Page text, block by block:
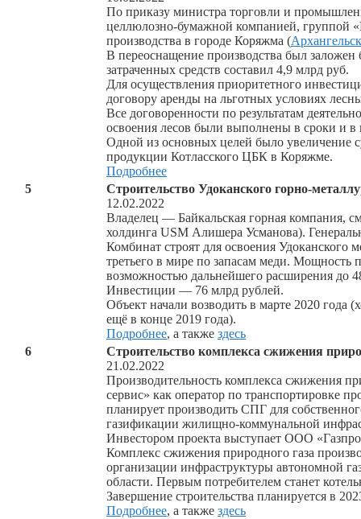
По приказу министра торговли и
целлюлозно-бумажной компанией, группой
производства в городе Коряжма (
В переоснащение производства был
затраченных средств составил 4,9 млрд руб.
Для осуществления приоритетного
договору аренды на льготных условиях
Все договоренности по результатам
освоения лесов были выполнены в сроки и в
Одной из основных целей было увеличение
продукции Котласского ЦБК в Коряжме.
Подробнее
5
Строительство Удоканского горно-
12.02.2022
Владелец — Байкальская горная компания,
холдинга USM Алишера Усманова).
Комбинат строят для освоения
третьего в мире по запасам меди. Мощность
возможностью дальнейшего расширения до
Инвестиции — 76 млрд рублей.
Объект начали возводить в марте 2020 года
ещё в конце 2019 года).
Подробнее, а также здесь
6
Строительство комплекса сжижения
21.02.2022
Производительность комплекса сжижения
сервис» как оператор по транспортировке
планирует производить СПГ для
газификации жилищно-коммунальной
Инвестором проекта выступает ООО
Комплекс сжижения природного газа
организации инфраструктуры автономной
области. Первым потребителем станет
Завершение строительства планируется в
Подробнее, а также здесь